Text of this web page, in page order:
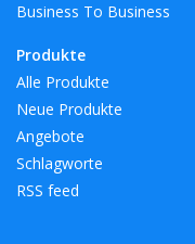
Business To Business
Produkte
Alle Produkte
Neue Produkte
Angebote
Schlagworte
RSS feed